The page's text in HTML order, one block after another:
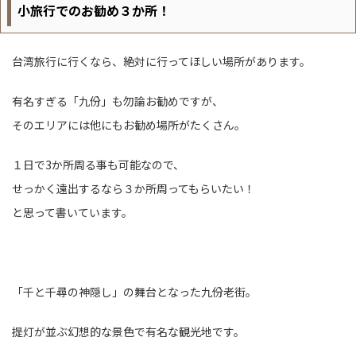
小旅行でのお勧め３か所！
台湾旅行に行くなら、絶対に行ってほしい場所があります。
有名すぎる「九份」も勿論お勧めですが、
そのエリアには他にもお勧め場所がたくさん。
１日で3か所周る事も可能なので、
せっかく遠出するなら３か所周ってもらいたい！
と思って書いています。
「千と千尋の神隠し」の舞台となった九份老街。
提灯が並ぶ幻想的な景色で有名な観光地です。